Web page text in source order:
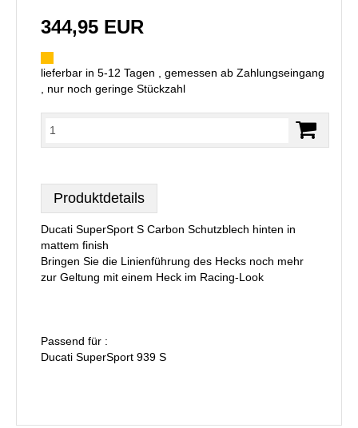
344,95 EUR
lieferbar in 5-12 Tagen , gemessen ab Zahlungseingang
, nur noch geringe Stückzahl
Produktdetails
Ducati SuperSport S Carbon Schutzblech hinten in
mattem finish
Bringen Sie die Linienführung des Hecks noch mehr
zur Geltung mit einem Heck im Racing-Look
Passend für :
Ducati SuperSport 939 S